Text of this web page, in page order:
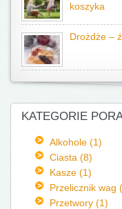
koszyka
Drożdże –
KATEGORIE
Alkohole (1)
Ciasta (8)
Kasze (1)
Przelicznik wag
Przetwory (1)